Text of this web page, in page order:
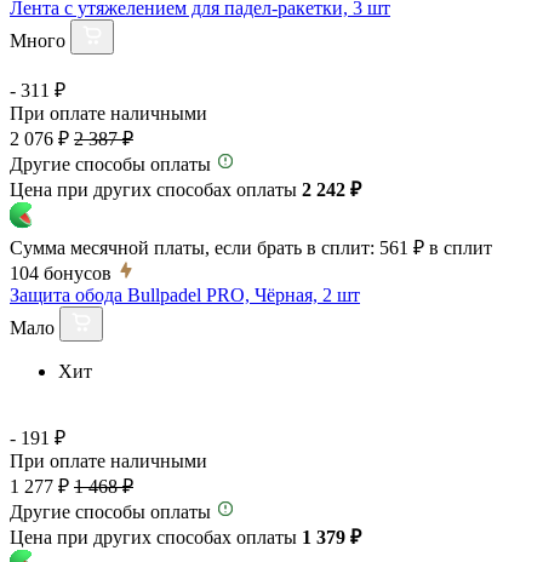
Лента с утяжелением для падел-ракетки, 3 шт
Много
- 311 ₽
При оплате наличными
2 076 ₽ 2 387 ₽
Другие способы оплаты
Цена при других способах оплаты 2 242 ₽
Сумма месячной платы, если брать в сплит: 561 ₽ в сплит
104 бонусов
Защита обода Bullpadel PRO, Чёрная, 2 шт
Мало
Хит
- 191 ₽
При оплате наличными
1 277 ₽ 1 468 ₽
Другие способы оплаты
Цена при других способах оплаты 1 379 ₽